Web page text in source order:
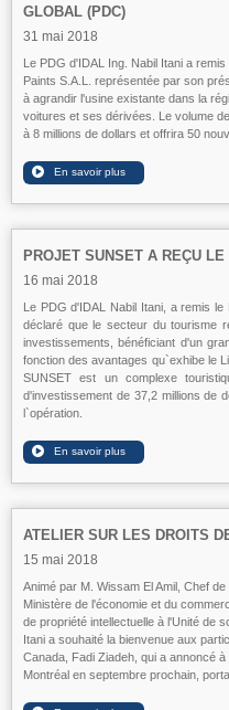
GLOBAL (PDC)
31 mai 2018
Le PDG d'IDAL Ing. Nabil Itani a
Paints S.A.L. représentée par son
à agrandir l'usine existante dans la
voitures et ses dérivées. Le volume
à 8 millions de dollars et offrira 50
PROJET SUNSET A REÇU
16 mai 2018
Le PDG d'IDAL Nabil Itani, a remis
déclaré que le secteur du tourisme
investissements, bénéficiant d'un
fonction des avantages qu`exhibe le
SUNSET est un complexe
d'investissement de 37,2 millions de
l`opération.
ATELIER SUR LES DROITS
15 mai 2018
Animé par M. Wissam El Amil, Chef
Ministère de l'économie et du
de propriété intellectuelle à l'Unité de
Itani a souhaité la bienvenue aux
Canada, Fadi Ziadeh, qui a annoncé
Montréal en septembre prochain,